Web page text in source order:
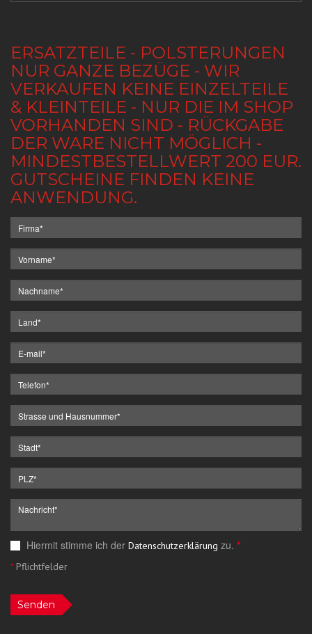
ERSATZTEILE - POLSTERUNGEN
NUR GANZE BEZÜGE - WIR
VERKAUFEN KEINE EINZELTEILE
& KLEINTEILE - NUR DIE IM SHOP
VORHANDEN SIND - RÜCKGABE
DER WARE NICHT MÖGLICH -
MINDESTBESTELLWERT 200 EUR.
GUTSCHEINE FINDEN KEINE
ANWENDUNG.
Hiermit stimme ich der Datenschutzerklärung zu. *
*Pflichtfelder
Senden